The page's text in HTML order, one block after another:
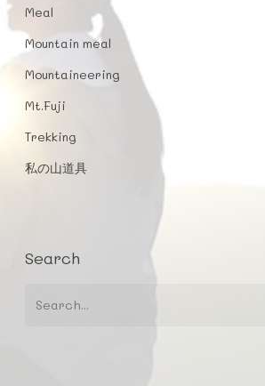
Meal
Mountain meal
Mountaineering
Mt.Fuji
Trekking
私の山道具
Search